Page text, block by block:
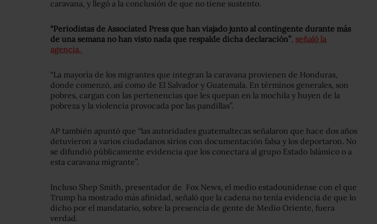
caravana, y llegó a la conclusión de que no tiene sustento.
“Periodistas de Associated Press que han viajado junto al contingente durante más
de una semana no han visto nada que respalde dicha declaración”, señaló la
agencia.
“La mayoría de los migrantes que integran la caravana provienen de Honduras,
donde comenzó, así como de El Salvador y Guatemala. En términos generales, son
pobres, cargan con las pertenencias que les quepan en la mochila y huyen de la
pobreza y la violencia provocada por las pandillas”.
AP también apuntó que “las autoridades guatemaltecas señalaron que hace dos años
detuvieron a varios ciudadanos sirios con documentación falsa y los deportaron. No
se difundió públicamente evidencia que los conectara al grupo Estado Islámico o a
esta caravana migrante”.
Incluso Shep Smith, presentador de Fox News, el medio estadounidense con el que
Trump ha mostrado más afinidad, señaló que la cadena no tenía evidencia de que lo
dicho por el mandatario, sobre la presencia de gente de Medio Oriente, fuera
verdad.